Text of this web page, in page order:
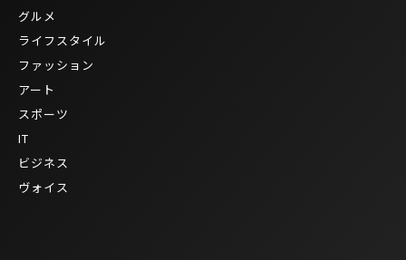
グルメ
ライフスタイル
ファッション
アート
スポーツ
IT
ビジネス
ヴォイス